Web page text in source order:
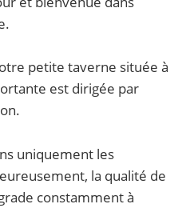
petite taverne située à
est dirigée par
uniquement les
la qualité de
constamment à